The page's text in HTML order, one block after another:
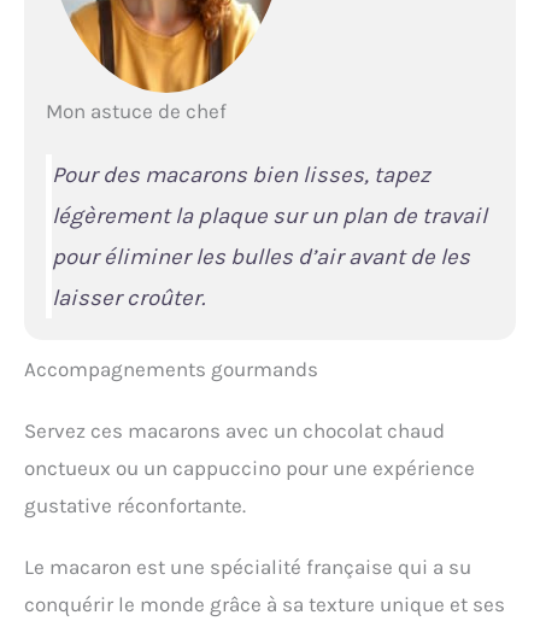
Mon astuce de chef
Pour des macarons bien lisses, tapez
légèrement la plaque sur un plan de travail
pour éliminer les bulles d’air avant de les
laisser croûter.
Accompagnements gourmands
Servez ces macarons avec un chocolat chaud
onctueux ou un cappuccino pour une expérience
gustative réconfortante.
Le macaron est une spécialité française qui a su
conquérir le monde grâce à sa texture unique et ses